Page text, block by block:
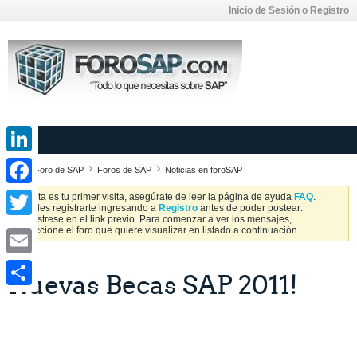
Inicio de Sesión o Registro
Foro de SAP Foros de SAP Noticias en foroSAP
Si esta es tu primer visita, asegúrate de leer la página de ayuda FAQ.
Puedes registrarte ingresando a Registro antes de poder postear:
Regístrese en el link previo. Para comenzar a ver los mensajes,
seleccione el foro que quiere visualizar en listado a continuación.
Nuevas Becas SAP 2011!
LinkedIn
Facebook
Twitter
Email